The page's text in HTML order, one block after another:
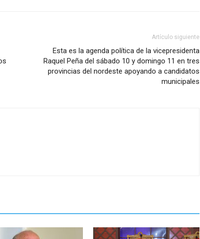
Artículo siguiente
Esta es la agenda política de la vicepresidenta
Raquel Peña del sábado 10 y domingo 11 en tres
provincias del nordeste apoyando a candidatos
municipales